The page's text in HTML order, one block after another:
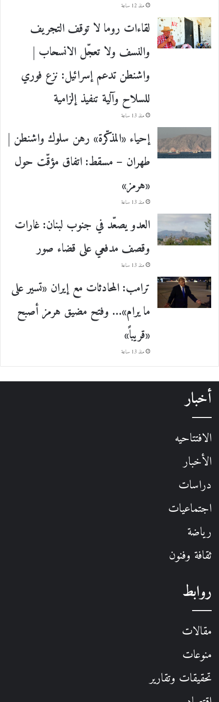
منذ 12 ساعة
لقاءات روما لا توقف التجريف
والنسف ولا تعجّل الانسحاب |
واشنطن تدعم إسرائيل: نزع فوري
للسلاح وآلية تنفيذ إلزامية
منذ 13 ساعة
إحياء «المذكّرة» رهن سلوك واشنطن |
طهران – مسقط: اتفاق مؤقّت حول
«هرمز»
منذ 13 ساعة
العدو يصعّد في جنوب لبنان: غارات
وقصف مدفعي على قضاء صور
منذ 13 ساعة
ترامب: المحادثات مع إيران «تسير على
ما يرام»… وفتح مضيق هرمز أصبح
«قريباً»
منذ 13 ساعة
أخبار
الافتتاحيه
الأخبار
دراسات
اجتماعيات
رياضة
ثقافة وفنون
روابط
مقالات
منوعات
تحقيقات وتقارير